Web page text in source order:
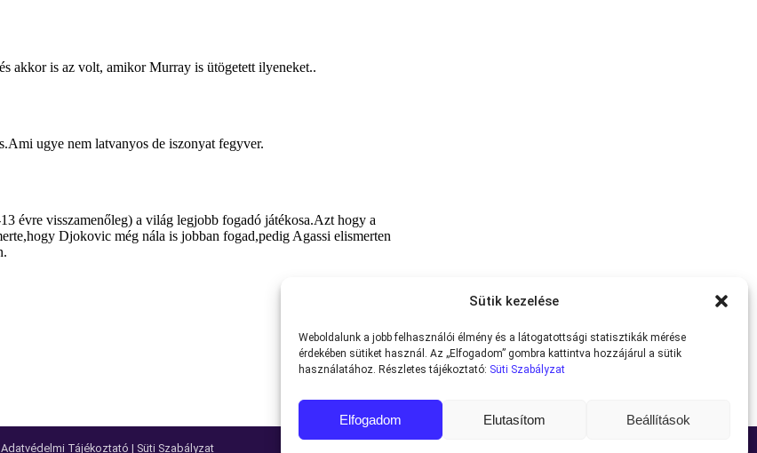
Sütik kezelése
Weboldalunk a jobb felhasználói élmény és a látogatottsági statisztikák mérése
érdekében sütiket használ. Az „Elfogadom” gombra kattintva hozzájárul a sütik
használatához. Részletes tájékoztató: Süti Szabályzat
Elfogadom Elutasítom Beállítások
Adatvédelmi Tájékoztató | Süti Szabályzat